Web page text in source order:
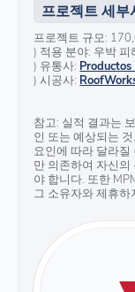
프로젝트 세부
프로젝트 규모:
) 적용 분야: 우박
) 유통사: Productos
) 시공사:
참고: 실적 결과는
인 또는 예상되는
요인에 따라 달라
만 의존하여 자신의
야 합니다. 또한
그 소유자와 제휴하